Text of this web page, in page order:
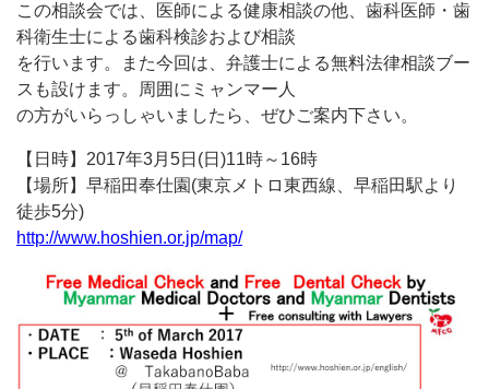
この相談会では、医師による健康相談の他、歯科医師・歯
科衛生士による歯科検診および相談
を行います。また今回は、弁護士による無料法律相談ブー
スも設けます。周囲にミャンマー人
の方がいらっしゃいましたら、ぜひご案内下さい。
【日時】2017年3月5日(日)11時～16時
【場所】早稲田奉仕園(東京メトロ東西線、早稲田駅より
徒歩5分)
http://www.hoshien.or.jp/map/